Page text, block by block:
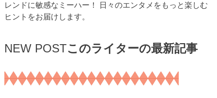
レンドに敏感なミーハー！ 日々のエンタメをもっと楽しむ
ヒントをお届けします。
NEW POSTこのライターの最新記事